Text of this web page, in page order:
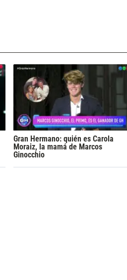
Gran Hermano: quién es Carola
Moraiz, la mamá de Marcos
Ginocchio